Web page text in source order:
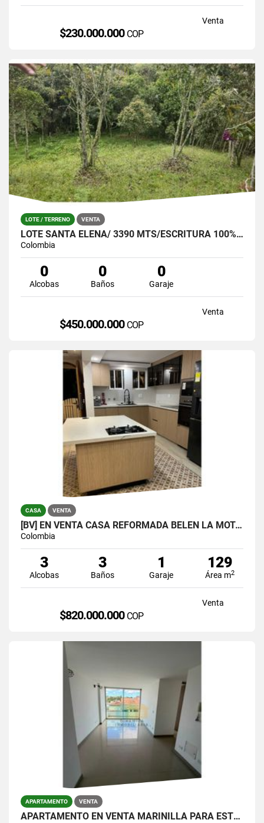
Venta
$230.000.000 COP
LOTE / TERRENO VENTA
LOTE SANTA ELENA/ 3390 MTS/ESCRITURA 100%- OPORTUNIDAD!
Colombia
0
Alcobas
0
Baños
0
Garaje
Venta
$450.000.000 COP
CASA VENTA
[BV] EN VENTA CASA REFORMADA BELÉN LA MOTA, MEDELLÍN, ANTIOQUIA
Colombia
3
Alcobas
3
Baños
1
Garaje
129
Área m2
Venta
$820.000.000 COP
APARTAMENTO VENTA
APARTAMENTO EN VENTA MARINILLA PARA ESTRENAR